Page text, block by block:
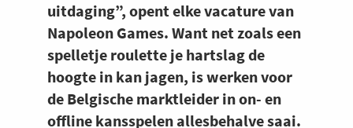
uitdaging”, opent elke vacature van
Napoleon Games. Want net zoals een
spelletje roulette je hartslag de
hoogte in kan jagen, is werken voor
de Belgische marktleider in on- en
offline kansspelen allesbehalve saai.